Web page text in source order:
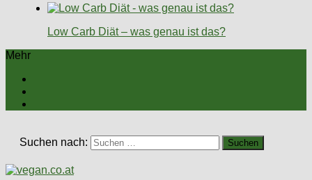
Low Carb Diät – was genau ist das?
Mehr
Suchen nach: